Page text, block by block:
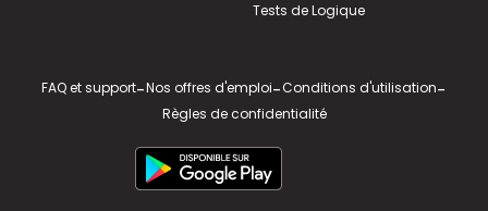
Tests de Logique
FAQ et support-Nos offres d'emploi-Conditions d'utilisation-
Règles de confidentialité